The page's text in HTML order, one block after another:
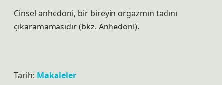
Cinsel anhedoni, bir bireyin orgazmın tadını
çıkaramamasıdır (bkz. Anhedoni).
Tarih: Makaleler